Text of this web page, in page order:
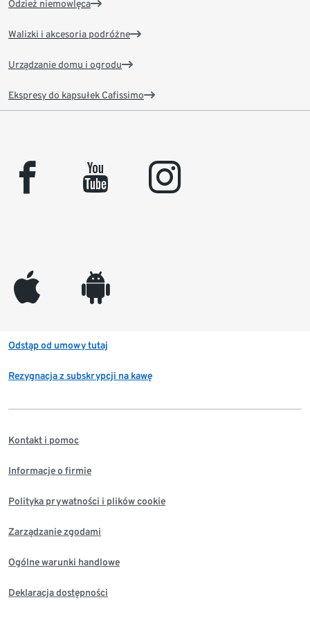
Odzież niemowlęca
Walizki i akcesoria podróżne
Urządzanie domu i ogrodu
Ekspresy do kapsułek Cafissimo
facebook youtube instagram
appleinc android
Odstąp od umowy tutaj
Rezygnacja z subskrypcji na kawę
Kontakt i pomoc
Informacje o firmie
Polityka prywatności i plików cookie
Zarządzanie zgodami
Ogólne warunki handlowe
Deklaracja dostępności